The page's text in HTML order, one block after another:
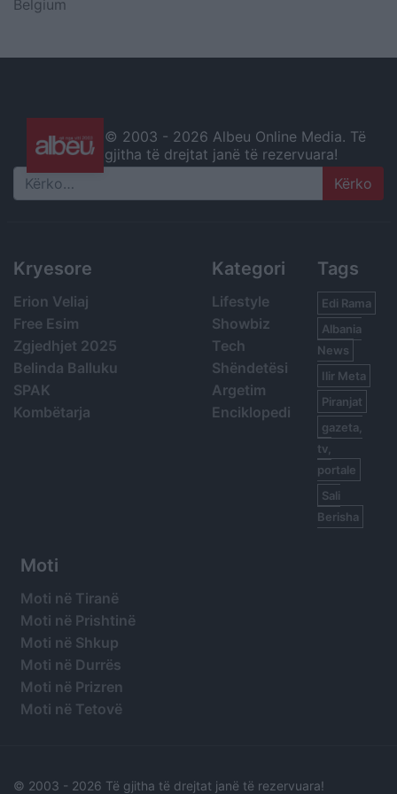
Belgium
© 2003 - 2026 Albeu Online Media. Të
gjitha të drejtat janë të rezervuara!
Search
Kryesore
Erion Veliaj
Free Esim
Zgjedhjet 2025
Belinda Balluku
SPAK
Kombëtarja
Kategori
Lifestyle
Showbiz
Tech
Shëndetësi
Argetim
Enciklopedi
Tags
Edi Rama
Albania
News
Ilir Meta
Piranjat
gazeta,
tv,
portale
Sali
Berisha
Moti
Moti në Tiranë
Moti në Prishtinë
Moti në Shkup
Moti në Durrës
Moti në Prizren
Moti në Tetovë
© 2003 - 2026 Të gjitha të drejtat janë të rezervuara!